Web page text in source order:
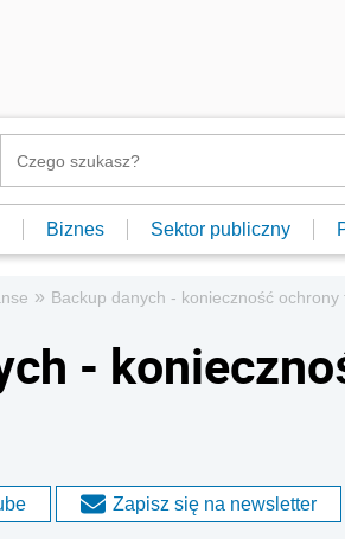
Biznes Sektor publiczny
» Backup danych - konieczność ochrony
-
Zapisz się na newsletter